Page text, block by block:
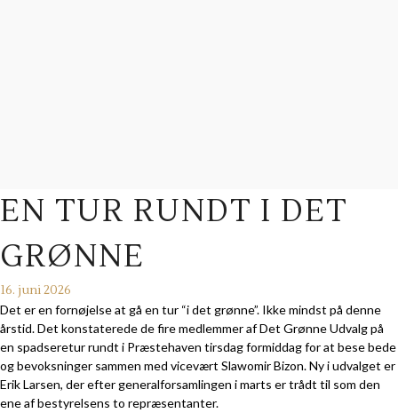
EN TUR RUNDT I DET
GRØNNE
16. juni 2026
Det er en fornøjelse at gå en tur “i det grønne”. Ikke mindst på denne
årstid. Det konstaterede de fire medlemmer af Det Grønne Udvalg på
en spadseretur rundt i Præstehaven tirsdag formiddag for at bese bede
og bevoksninger sammen med vicevært Slawomir Bizon. Ny i udvalget er
Erik Larsen, der efter generalforsamlingen i marts er trådt til som den
ene af bestyrelsens to repræsentanter.